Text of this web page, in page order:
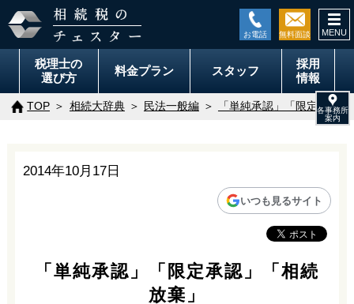
税理士の
選び方
料金プラン スタッフ
採用
情報
TOP 相続大辞典 民法一般編 「単純承認」「限定承認
2014年10月17日
いつも見るサイト
「単純承認」「限定承認」「相続
放棄」